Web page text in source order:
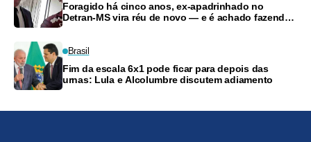
Foragido há cinco anos, ex-apadrinhado no
Detran-MS vira réu de novo — e é achado fazendo
Brasil
Fim da escala 6x1 pode ficar para depois das
urnas: Lula e Alcolumbre discutem adiamento